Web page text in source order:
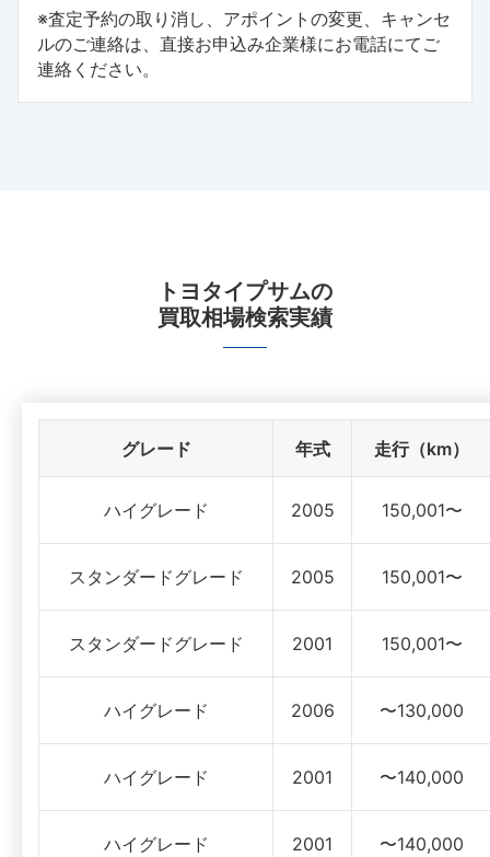
※査定予約の取り消し、アポイントの変更、キャンセ
ルのご連絡は、直接お申込み企業様にお電話にてご
連絡ください。
トヨタイプサムの
買取相場検索実績
グレード 年式 走行（km）
ハイグレード 2005 150,001〜
スタンダードグレード 2005 150,001〜
スタンダードグレード 2001 150,001〜
ハイグレード 2006 〜130,000
ハイグレード 2001 〜140,000
ハイグレード 2001 〜140,000